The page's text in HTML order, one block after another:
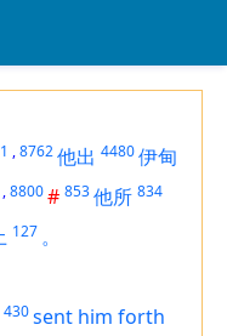
,8762他出 4480伊甸
,8800# 853他所 834
127 。
430sent him forth